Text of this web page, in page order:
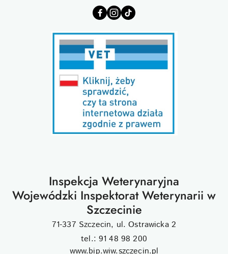
Inspekcja Weterynaryjna
Wojewódzki Inspektorat Weterynarii w
Szczecinie
71-337 Szczecin, ul. Ostrawicka 2
tel.: 91 48 98 200
www.bip.wiw.szczecin.pl